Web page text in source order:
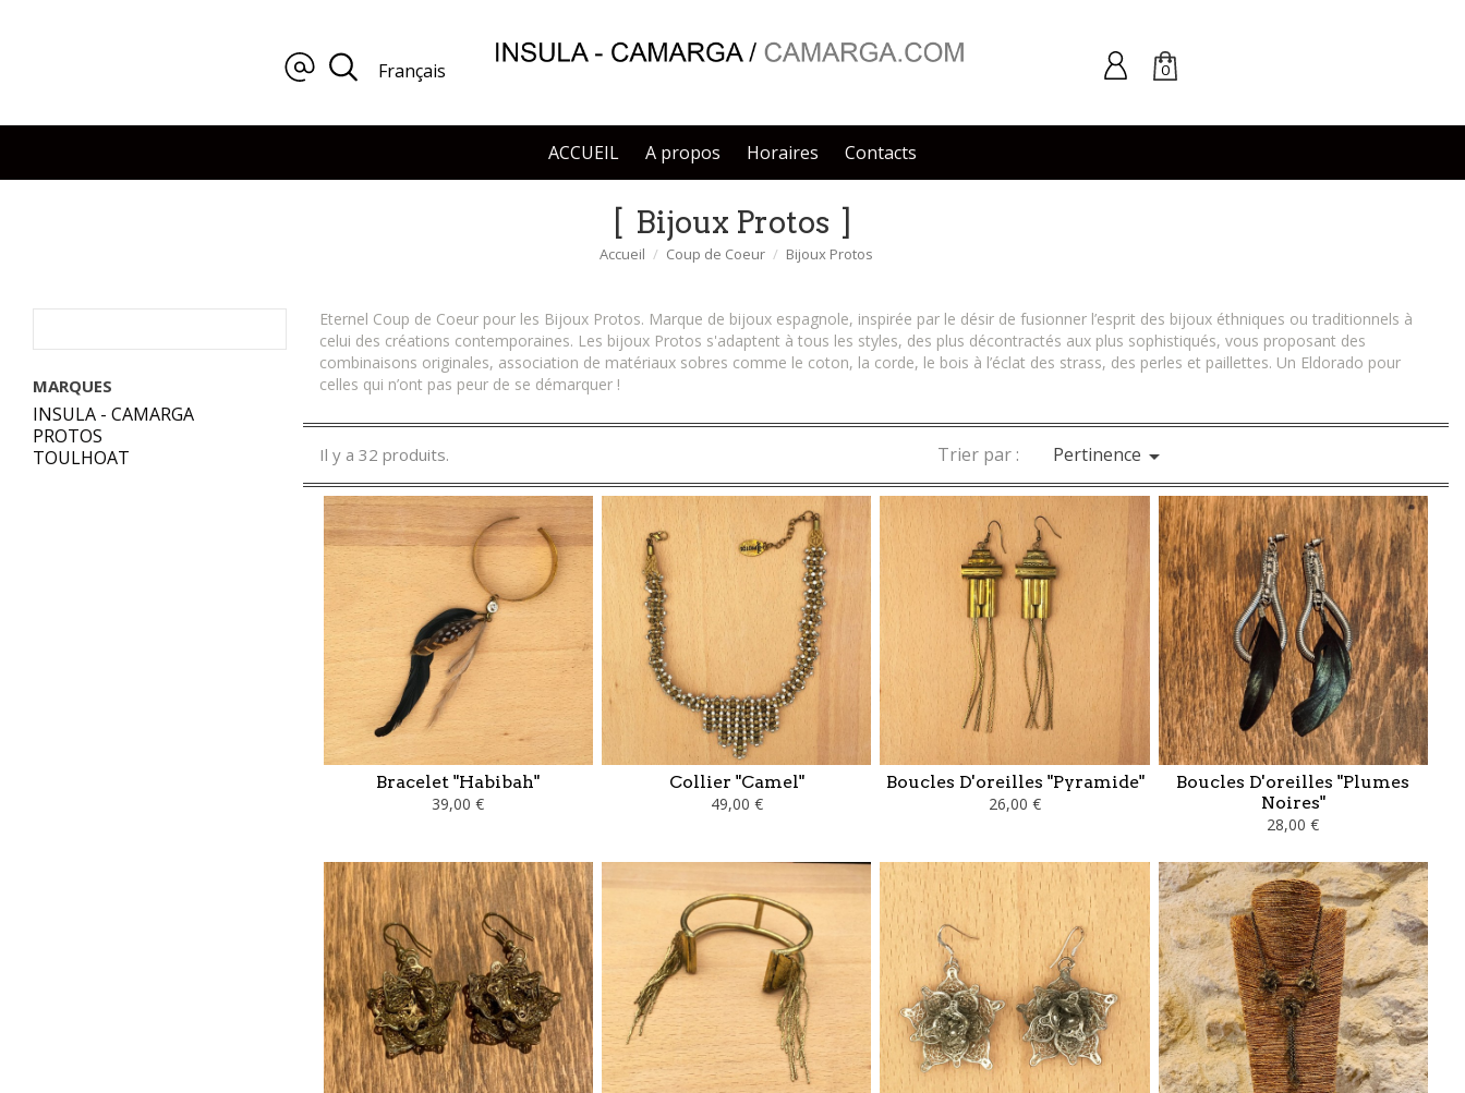
Français 0
ACCUEIL A propos Horaires Contacts
Bijoux Protos
Accueil Coup de Coeur Bijoux Protos
MARQUES
INSULA - CAMARGA
PROTOS
TOULHOAT
Eternel Coup de Coeur pour les Bijoux Protos. Marque de bijoux espagnole, inspirée par le désir de fusionner l’esprit des bijoux éthniques ou traditionnels à
celui des créations contemporaines. Les bijoux Protos s'adaptent à tous les styles, des plus décontractés aux plus sophistiqués, vous proposant des
combinaisons originales, association de matériaux sobres comme le coton, la corde, le bois à l’éclat des strass, des perles et paillettes. Un Eldorado pour
celles qui n’ont pas peur de se démarquer !
Il y a 32 produits. Trier par : Pertinence 
Bracelet "Habibah"
39,00 €
Collier "Camel"
49,00 €
Boucles D'oreilles "Pyramide"
26,00 €
Boucles D'oreilles "Plumes
Noires"
28,00 €